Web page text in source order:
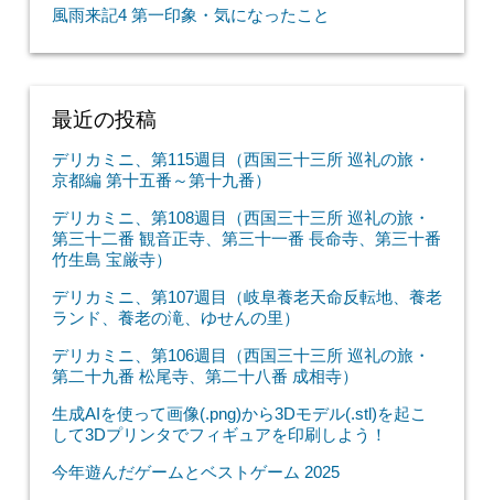
風雨来記4 第一印象・気になったこと
最近の投稿
デリカミニ、第115週目（西国三十三所 巡礼の旅・
京都編 第十五番～第十九番）
デリカミニ、第108週目（西国三十三所 巡礼の旅・
第三十二番 観音正寺、第三十一番 長命寺、第三十番
竹生島 宝厳寺）
デリカミニ、第107週目（岐阜養老天命反転地、養老
ランド、養老の滝、ゆせんの里）
デリカミニ、第106週目（西国三十三所 巡礼の旅・
第二十九番 松尾寺、第二十八番 成相寺）
生成AIを使って画像(.png)から3Dモデル(.stl)を起こ
して3Dプリンタでフィギュアを印刷しよう！
今年遊んだゲームとベストゲーム 2025